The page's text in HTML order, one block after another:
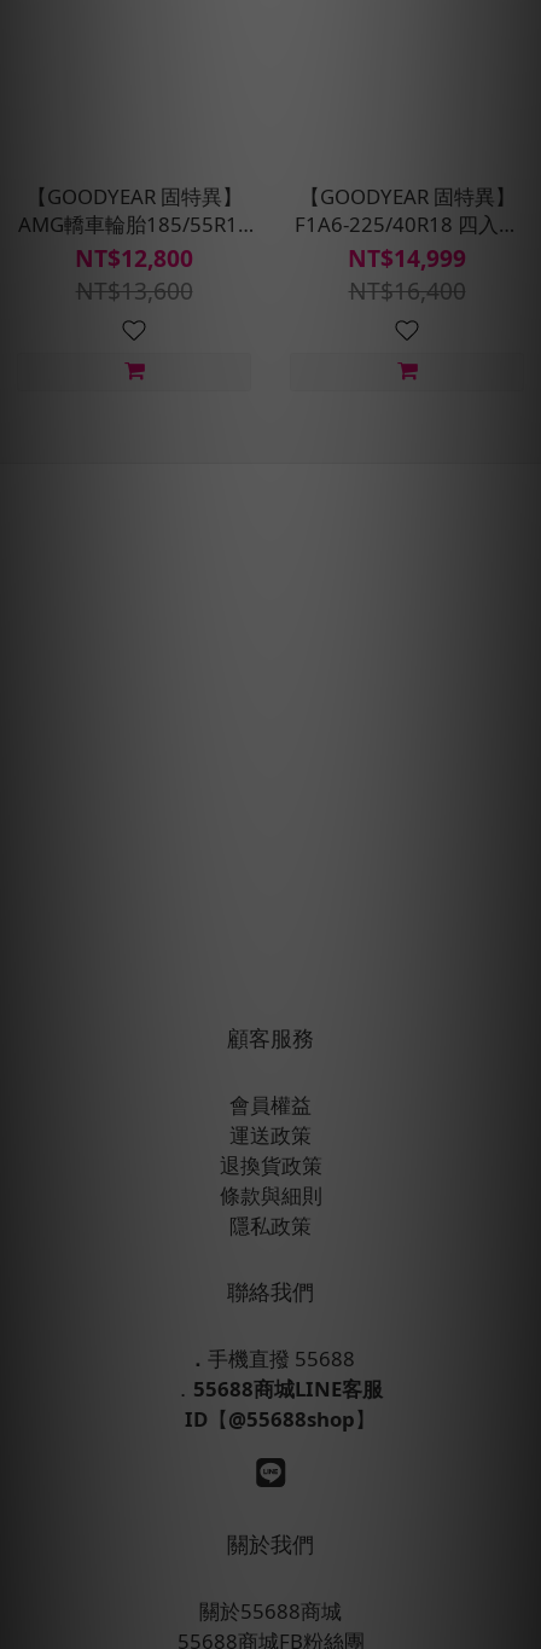
【GOODYEAR 固特異】
AMG轎車輪胎185/55R16
四入組(濕抓/耐用雙重保
護)含安裝定位平衡
NT$12,800
NT$13,600
【GOODYEAR 固特異】
F1A6-225/40R18 四入組
輪胎 (超高性能操控胎)含安
裝定位平衡
NT$14,999
NT$16,400
顧客服務
會員權益
運送政策
退換貨政策
條款與細則
隱私政策
聯絡我們
． 手機直撥 55688
． 55688商城LINE客服
ID 【@55688shop】
關於我們
關於55688商城
55688商城FB粉絲團